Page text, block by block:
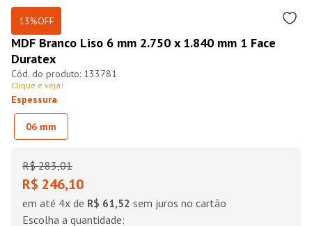
13%OFF
MDF Branco Liso 6 mm 2.750 x 1.840 mm 1 Face
Duratex
133781
Clique e veja!
Espessura
06 mm
R$ 283,01
R$ 246,10
em até 4x de R$ 61,52 sem juros no cartão